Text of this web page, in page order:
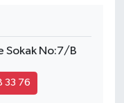
Sokak No:7/B
33 76